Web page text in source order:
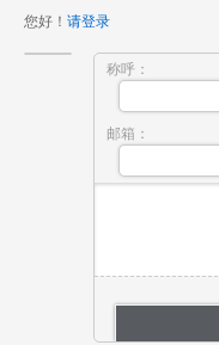
您好！ 请登录
称呼：
邮箱：